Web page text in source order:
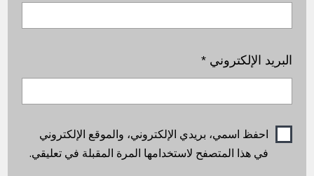
البريد الإلكتروني*
احفظ اسمي، بريدي الإلكتروني، والموقع الإلكتروني
في هذا المتصفح لاستخدامها المرة المقبلة في تعليقي.